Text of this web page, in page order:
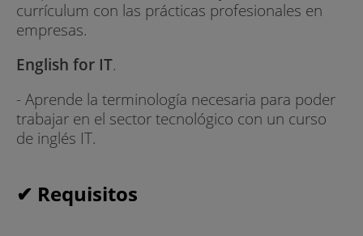
currículum con las prácticas profesionales en
empresas.
English for IT.
- Aprende la terminología necesaria para poder
trabajar en el sector tecnológico con un curso
de inglés IT.
✔ Requisitos